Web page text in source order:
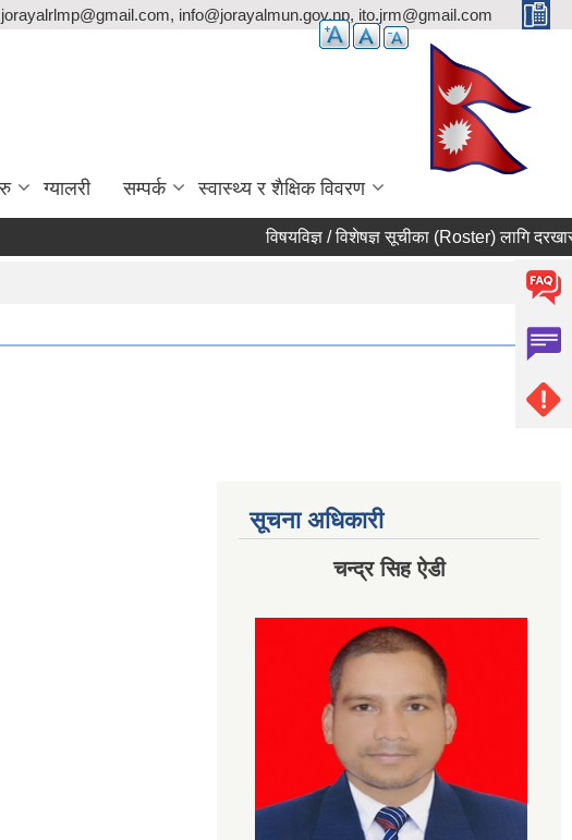
jorayalrlmp@gmail.com, info@jorayalmun.gov.np, ito.jrm@gmail.com
ग्यालरी सम्पर्क स्वास्थ्य र शैक्षिक विवरण
विषयविज्ञ / विशेषज्ञ सूचीका (Roster) लागि
सूचना अधिकारी
चन्द्र सिह ऐडी